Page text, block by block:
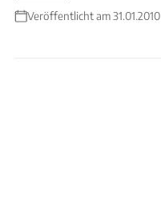
Veröffentlicht am 31.01.2010